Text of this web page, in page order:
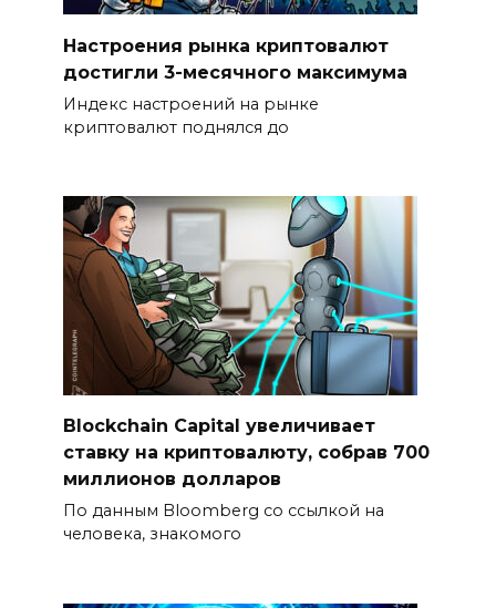
Настроения рынка криптовалют
достигли 3-месячного максимума
Индекс настроений на рынке
криптовалют поднялся до
Blockchain Capital увеличивает
ставку на криптовалюту, собрав 700
миллионов долларов
По данным Bloomberg со ссылкой на
человека, знакомого